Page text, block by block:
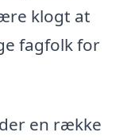
klogt at
fagfolk for
en række